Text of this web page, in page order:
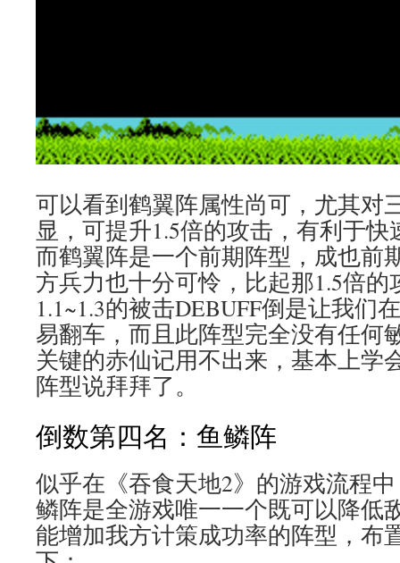
可以看到鹤翼阵属性尚可，尤其对
显，可提升1.5倍的攻击，有利于
而鹤翼阵是一个前期阵型，成也前
方兵力也十分可怜，比起那1.5倍的
1.1~1.3的被击DEBUFF倒是让我们
易翻车，而且此阵型完全没有任何
关键的赤仙记用不出来，基本上学
阵型说拜拜了。
倒数第四名：鱼鳞阵
似乎在《吞食天地2》的游戏流程
鳞阵是全游戏唯一一个既可以降低
能增加我方计策成功率的阵型，布